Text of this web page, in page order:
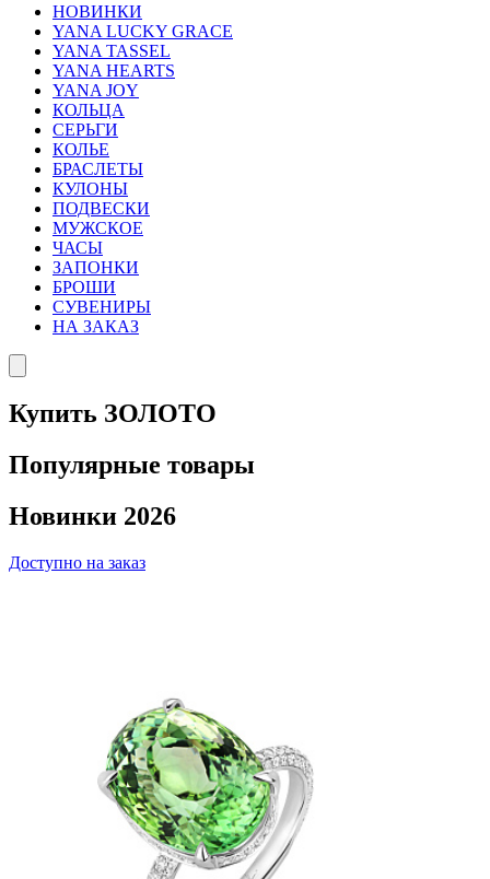
НОВИНКИ
YANA LUCKY GRACE
YANA TASSEL
YANA HEARTS
YANA JOY
КОЛЬЦА
СЕРЬГИ
КОЛЬЕ
БРАСЛЕТЫ
КУЛОНЫ
ПОДВЕСКИ
МУЖСКОЕ
ЧАСЫ
ЗАПОНКИ
БРОШИ
СУВЕНИРЫ
НА ЗАКАЗ
Купить ЗОЛОТО
Популярные товары
Новинки 2026
Доступно на заказ